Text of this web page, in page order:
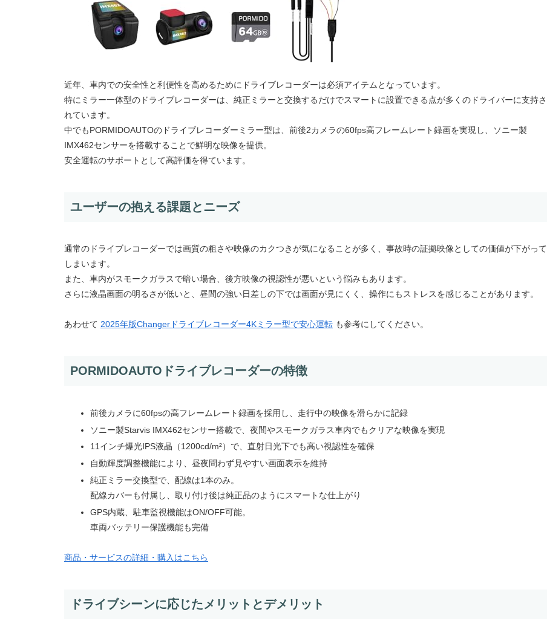
近年、車内での安全性と利便性を高めるためにドライブレコーダーは必須アイテムとなっています。
特にミラー一体型のドライブレコーダーは、純正ミラーと交換するだけでスマートに設置できる点が多くのドライバーに支持さ
れています。
中でもPORMIDOAUTOのドライブレコーダーミラー型は、前後2カメラの60fps高フレームレート録画を実現し、ソニー製
IMX462センサーを搭載することで鮮明な映像を提供。
安全運転のサポートとして高評価を得ています。
ユーザーの抱える課題とニーズ
通常のドライブレコーダーでは画質の粗さや映像のカクつきが気になることが多く、事故時の証拠映像としての価値が下がって
しまいます。
また、車内がスモークガラスで暗い場合、後方映像の視認性が悪いという悩みもあります。
さらに液晶画面の明るさが低いと、昼間の強い日差しの下では画面が見にくく、操作にもストレスを感じることがあります。
あわせて 2025年版Changerドライブレコーダー4Kミラー型で安心運転 も参考にしてください。
PORMIDOAUTOドライブレコーダーの特徴
前後カメラに60fpsの高フレームレート録画を採用し、走行中の映像を滑らかに記録
ソニー製Starvis IMX462センサー搭載で、夜間やスモークガラス車内でもクリアな映像を実現
11インチ爆光IPS液晶（1200cd/m²）で、直射日光下でも高い視認性を確保
自動輝度調整機能により、昼夜問わず見やすい画面表示を維持
純正ミラー交換型で、配線は1本のみ。
配線カバーも付属し、取り付け後は純正品のようにスマートな仕上がり
GPS内蔵、駐車監視機能はON/OFF可能。
車両バッテリー保護機能も完備
商品・サービスの詳細・購入はこちら
ドライブシーンに応じたメリットとデメリット